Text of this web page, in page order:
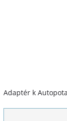
Adaptér k